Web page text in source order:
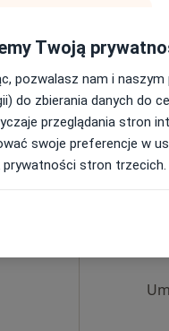
Specjalistyczna Praktyka lekarska Jakub Jakubowski.
od 350 zł
Twoją
pozwalasz nam i
do zbierania danych do
przeglądania stron
swoje preferencje w
prywatności stron